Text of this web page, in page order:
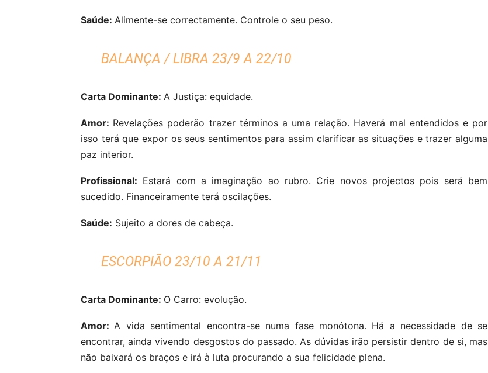
Saúde: Alimente-se correctamente. Controle o seu peso.
BALANÇA / LIBRA 23/9 A 22/10
Carta Dominante: A Justiça: equidade.
Amor: Revelações poderão trazer términos a uma relação. Haverá mal entendidos e por
isso terá que expor os seus sentimentos para assim clarificar as situações e trazer alguma
paz interior.
Profissional: Estará com a imaginação ao rubro. Crie novos projectos pois será bem
sucedido. Financeiramente terá oscilações.
Saúde: Sujeito a dores de cabeça.
ESCORPIÃO 23/10 A 21/11
Carta Dominante: O Carro: evolução.
Amor:A vida sentimental encontra-se numa fase monótona. Há a necessidade de se
encontrar, ainda vivendo desgostos do passado. As dúvidas irão persistir dentro de si, mas
não baixará os braços e irá à luta procurando a sua felicidade plena.